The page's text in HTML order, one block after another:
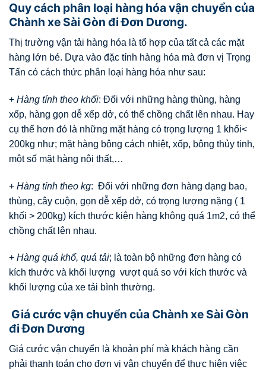
Quy cách phân loại hàng hóa vận chuyển của
Chành xe Sài Gòn đi Đơn Dương.
Thị trường vận tải hàng hóa là tổ hợp của tất cả các mặt
hàng lớn bé. Dựa vào đặc tính hàng hóa mà đơn vị Trọng
Tấn có cách thức phân loại hàng hóa như sau:
+ Hàng tính theo khối: Đối với những hàng thùng, hàng
xốp, hàng gọn dễ xếp dở, có thể chồng chất lên nhau. Hay
cụ thể hơn đó là những mặt hàng có trọng lượng 1 khối<
200kg như; mặt hàng bông cách nhiệt, xốp, bông thủy tinh,
một số mặt hàng nội thất,…
+ Hàng tính theo kg: Đối với những đơn hàng dạng bao,
thùng, cây cuộn, gọn dễ xếp dở, có trọng lượng nặng ( 1
khối > 200kg) kích thước kiện hàng không quá 1m2, có thể
chồng chất lên nhau.
+ Hàng quá khổ, quá tải; là toàn bộ những đơn hàng có
kích thước và khối lượng vượt quá so với kích thước và
khối lượng của xe tải bình thường.
Giá cước vận chuyển của Chành xe Sài Gòn
đi Đơn Dương
Giá cước vận chuyển là khoản phí mà khách hàng cần
phải thanh toán cho đơn vị vận chuyển để thực hiện việc